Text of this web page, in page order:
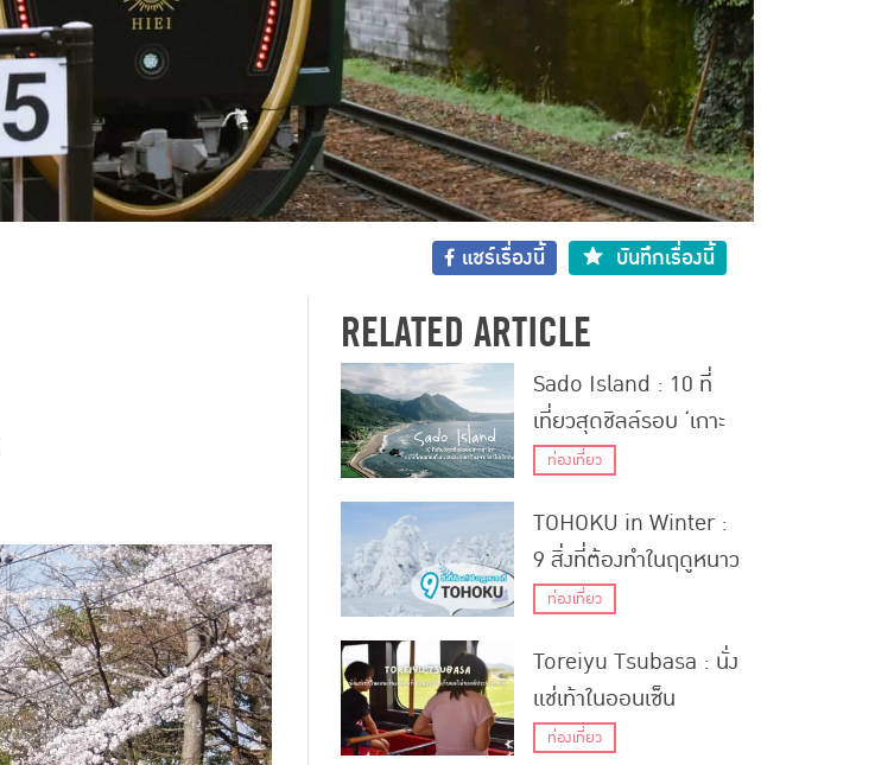
แชร์เรื่องนี้ บันทึกเรื่องนี้
RELATED ARTICLE
Sado Island : 10 ที่
เที่ยวสุดชิลล์รอบ ‘เกาะ
ซาโดะ’ แบบที่คนชอบทั้ง
เวลาไปเช็คอิน
ท่องเที่ยว
TOHOKU in Winter :
9 สิ่งที่ต้องทำในฤดูหนาว
ที่ โทโฮคุ
ท่องเที่ยว
Toreiyu Tsubasa : นั่ง
แช่เท้าในออนเซ็น
เคลื่อนที่ ก่อนแวะไปเก็บ
ท่องเที่ยว